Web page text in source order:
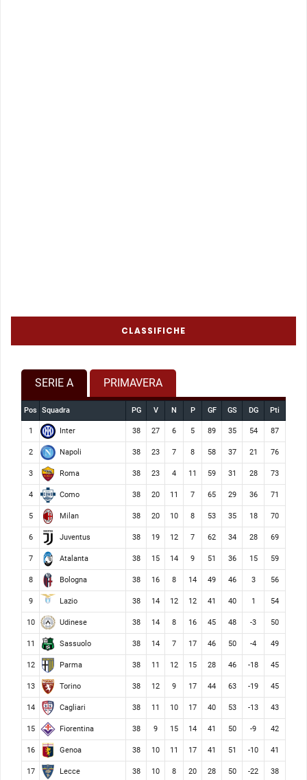
CLASSIFICHE
SERIE A PRIMAVERA
Pos Squadra PG V N P GF GS DG Pti
1 Inter 38 27 6 5 89 35 54 87
2 Napoli 38 23 7 8 58 37 21 76
3 Roma 38 23 4 11 59 31 28 73
4 Como 38 20 11 7 65 29 36 71
5 Milan 38 20 10 8 53 35 18 70
6 Juventus 38 19 12 7 62 34 28 69
7 Atalanta 38 15 14 9 51 36 15 59
8 Bologna 38 16 8 14 49 46 3 56
9 Lazio 38 14 12 12 41 40 1 54
10 Udinese 38 14 8 16 45 48 -3 50
11 Sassuolo 38 14 7 17 46 50 -4 49
12 Parma 38 11 12 15 28 46 -18 45
13 Torino 38 12 9 17 44 63 -19 45
14 Cagliari 38 11 10 17 40 53 -13 43
15 Fiorentina 38 9 15 14 41 50 -9 42
16 Genoa 38 10 11 17 41 51 -10 41
17 Lecce 38 10 8 20 28 50 -22 38